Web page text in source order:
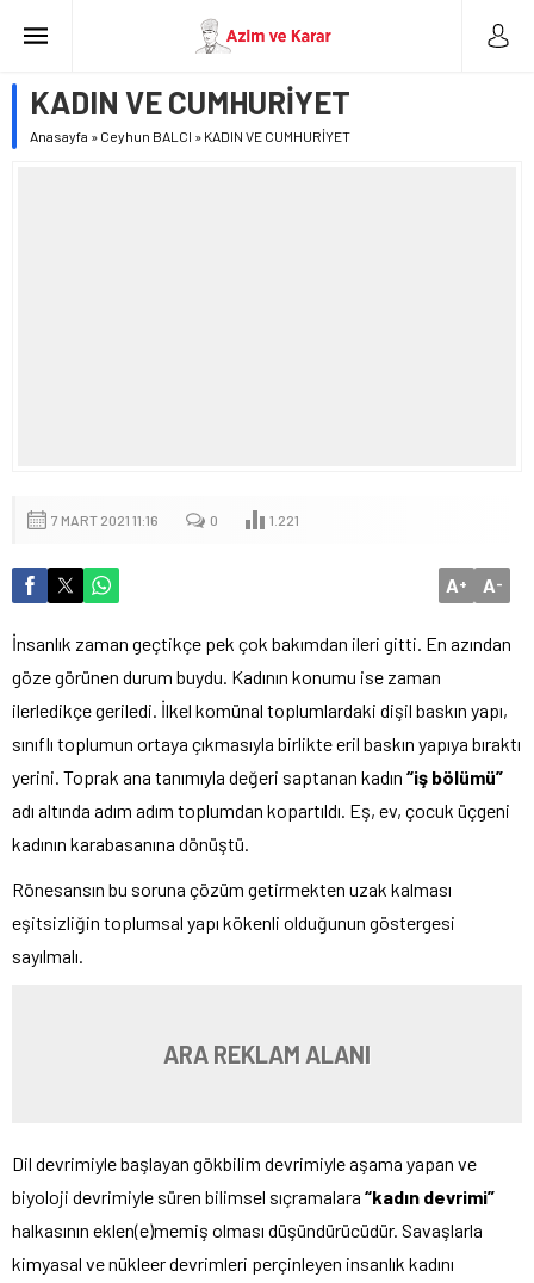
KADIN VE CUMHURİYET
Anasayfa » Ceyhun BALCI » KADIN VE CUMHURİYET
7 MART 2021 11:16 0 1.221
A+ A-
İnsanlık zaman geçtikçe pek çok bakımdan ileri gitti. En azından
göze görünen durum buydu. Kadının konumu ise zaman
ilerledikçe geriledi. İlkel komünal toplumlardaki dişil baskın yapı,
sınıflı toplumun ortaya çıkmasıyla birlikte eril baskın yapıya bıraktı
yerini. Toprak ana tanımıyla değeri saptanan kadın “iş bölümü”
adı altında adım adım toplumdan kopartıldı. Eş, ev, çocuk üçgeni
kadının karabasanına dönüştü.
Rönesansın bu soruna çözüm getirmekten uzak kalması
eşitsizliğin toplumsal yapı kökenli olduğunun göstergesi
sayılmalı.
ARA REKLAM ALANI
Dil devrimiyle başlayan gökbilim devrimiyle aşama yapan ve
biyoloji devrimiyle süren bilimsel sıçramalara “kadın devrimi”
halkasının eklen(e)memiş olması düşündürücüdür. Savaşlarla
kimyasal ve nükleer devrimleri perçinleyen insanlık kadını